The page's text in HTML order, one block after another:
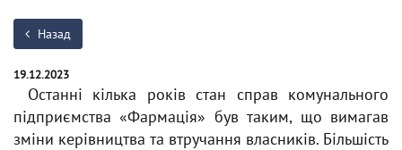
Назад
19.12.2023
Останні кілька років стан справ комунального
підприємства «Фармація» був таким, що вимагав
зміни керівництва та втручання власників. Більшість